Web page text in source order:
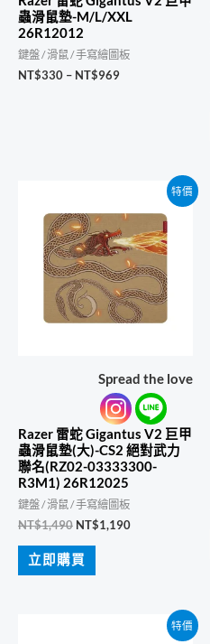
蟲滑鼠墊-M/L/XXL
26R12012
鍵盤 / 滑鼠 / 手寫繪圖板
NT$330 – NT$969價
特價
Spread the love
Razer 雷蛇 Gigantus V2 巨甲
蟲滑鼠墊(大)-CS2 絕對武力
聯名(RZ02-03333300-
R3M1) 26R12025
鍵盤 / 滑鼠 / 手寫繪圖板
NT$1,490 原
價
格：
NT$1,190目
立即購買
特價